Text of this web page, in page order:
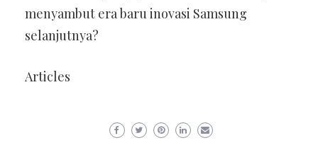
menyambut era baru inovasi Samsung
selanjutnya?
Articles